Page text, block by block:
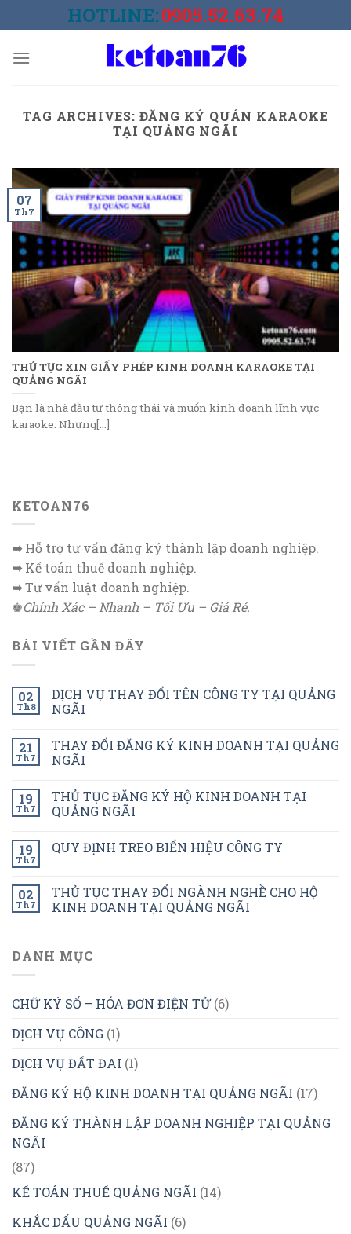
to
HOTLINE:0905.52.63.74
TAG ARCHIVES: ĐĂNG KÝ QUÁN KARAOKE
TẠI QUẢNG NGÃI
THỦ TỤC XIN GIẤY PHÉP KINH DOANH KARAOKE TẠI
QUẢNG NGÃI
Bạn là nhà đầu tư thông thái và muốn kinh doanh lĩnh vực
karaoke. Nhưng[...]
07
Th7
KETOAN76
➥Hỗ trợ tư vấn đăng ký thành lập doanh nghiệp.
➥Kế toán thuế doanh nghiệp.
➥Tư vấn luật doanh nghiệp.
♚Chính Xác – Nhanh – Tối Ưu – Giá Rẻ.
BÀI VIẾT GẦN ĐÂY
02
Th8
DỊCH VỤ THAY ĐỔI TÊN CÔNG TY TẠI QUẢNG
NGÃI
21
Th7
THAY ĐỔI ĐĂNG KÝ KINH DOANH TẠI QUẢNG
NGÃI
19
Th7
THỦ TỤC ĐĂNG KÝ HỘ KINH DOANH TẠI
QUẢNG NGÃI
19
Th7
QUY ĐỊNH TREO BIỂN HIỆU CÔNG TY
02
Th7
THỦ TỤC THAY ĐỔI NGÀNH NGHỀ CHO HỘ
KINH DOANH TẠI QUẢNG NGÃI
DANH MỤC
CHỮ KÝ SỐ – HÓA ĐƠN ĐIỆN TỬ(6)
DỊCH VỤ CÔNG (1)
DỊCH VỤ ĐẤT ĐAI (1)
ĐĂNG KÝ HỘ KINH DOANH TẠI QUẢNG NGÃI (17)
ĐĂNG KÝ THÀNH LẬP DOANH NGHIỆP TẠI QUẢNG
NGÃI
(87)
KẾ TOÁN THUẾ QUẢNG NGÃI (14)
KHẮC DẤU QUẢNG NGÃI (6)